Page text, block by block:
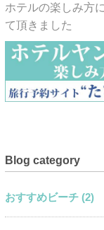
ホテルの楽しみ方
て頂きました
Blog category
おすすめビーチ (2)